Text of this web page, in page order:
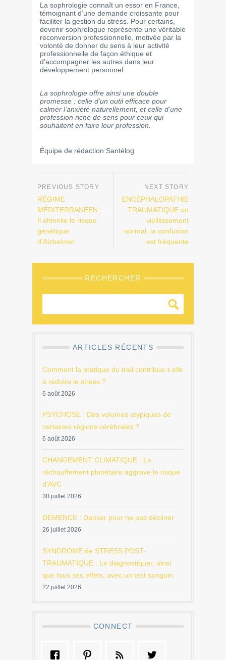
La sophrologie connaît un essor en France,
témoignant d’une demande croissante pour
faciliter la gestion du stress. Pour certains,
devenir sophrologue représente une véritable
reconversion professionnelle, motivée par la
volonté de donner du sens à leur activité
professionnelle de façon éthique et
d’accompagner les autres dans leur
développement personnel.
La sophrologie offre ainsi une double
promesse : celle d’un outil efficace pour
calmer l’anxiété naturellement, et celle d’une
profession riche de sens pour ceux qui
souhaitent en faire leur profession.
Équipe de rédaction Santélog
RÉGIME
MÉDITERRANÉEN :
Il ahinnile le risque
génétique
d'Alzheimer
ENCÉPHALOPATHIE
TRAUMATIQUE ou
vieillissement
normal, la confusion
est fréquente
RECHERCHER
ARTICLES RÉCENTS
Comment la pratique du trail contribue-t-elle
à réduire le stress ?
6 août 2026
PSYCHOSE : Des volumes atypiques de
certaines régions cérébrales ?
6 août 2026
CHANGEMENT CLIMATIQUE : Le
réchauffement planétaire aggrave le risque
d’AVC
30 juillet 2026
DÉMENCE : Danser pour ne pas décliner
26 juillet 2026
SYNDROME de STRESS POST-
TRAUMATIQUE : Le diagnostiquer, ainsi
que tous ses effets, avec un test sanguin
22 juillet 2026
CONNECT